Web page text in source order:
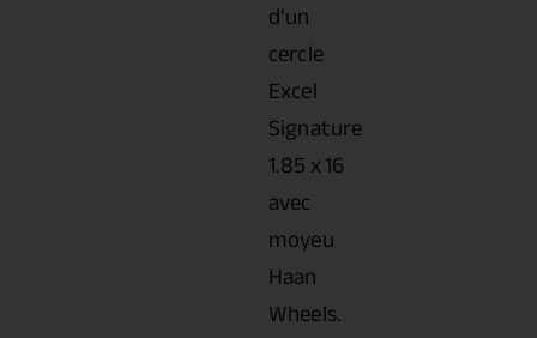
d’un
cercle
Excel
Signature
1.85 x 16
avec
moyeu
Haan
Wheels.